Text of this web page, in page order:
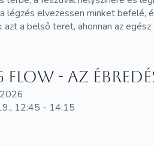
légzés elvezessen minket
a belső teret, ahonnan az
flow - Az
12:45 - 14:15